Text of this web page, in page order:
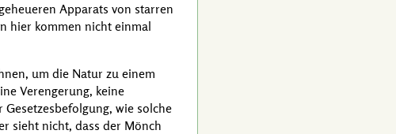
Apparats von starren
hier kommen nicht einmal
um die Natur zu einem
Verengerung, keine
wie solche
sieht nicht, dass der Mönch